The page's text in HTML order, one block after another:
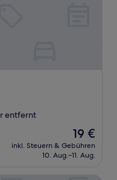
entfernt
Der
Preis
beträgt
19 €
inkl. Steuern & Gebühren
10. Aug.–11. Aug.